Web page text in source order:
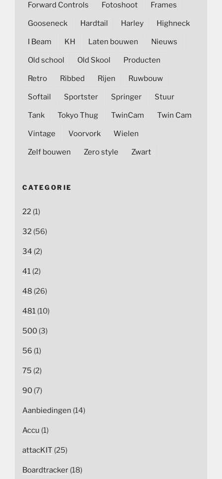
Forward Controls Fotoshoot Frames
Gooseneck Hardtail Harley Highneck
I Beam KH Laten bouwen Nieuws
Old school Old Skool Producten
Retro Ribbed Rijen Ruwbouw
Softail Sportster Springer Stuur
Tank Tokyo Thug TwinCam Twin Cam
Vintage Voorvork Wielen
Zelf bouwen Zero style Zwart
CATEGORIE
22 (1)
32 (56)
34 (2)
41 (2)
48 (26)
481 (10)
500 (3)
56 (1)
75 (2)
90 (7)
Aanbiedingen (14)
Accu (1)
attacKIT (25)
Boardtracker (18)